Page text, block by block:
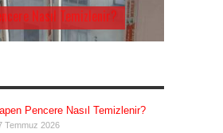
Nasıl Temizlenir?
Pencere Nasıl Temizlenir?
Temmuz 2026